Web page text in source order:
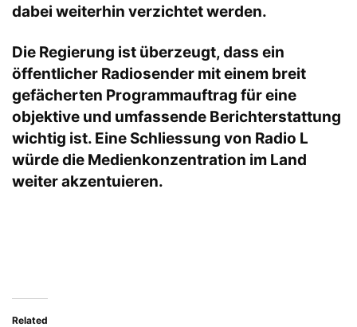
dabei weiterhin verzichtet werden.
Die Regierung ist überzeugt, dass ein
öffentlicher Radiosender mit einem breit
gefächerten Programmauftrag für eine
objektive und umfassende Berichterstattung
wichtig ist. Eine Schliessung von Radio L
würde die Medienkonzentration im Land
weiter akzentuieren.
Related